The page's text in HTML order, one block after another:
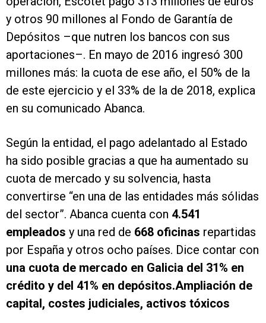
y otros 90 millones al Fondo de Garantía de
Depósitos –que nutren los bancos con sus
aportaciones–. En mayo de 2016 ingresó 300
millones más: la cuota de ese año, el 50% de la
de este ejercicio y el 33% de la de 2018, explica
en su comunicado Abanca.
Según la entidad, el pago adelantado al Estado
ha sido posible gracias a que ha aumentado su
cuota de mercado y su solvencia, hasta
convertirse “en una de las entidades más sólidas
del sector”. Abanca cuenta con 4.541
empleados y una red de 668 oficinas repartidas
por España y otros ocho países. Dice contar con
una cuota de mercado en Galicia del 31% en
crédito y del 41% en depósitos.Ampliación de
capital, costes judiciales, activos tóxicos